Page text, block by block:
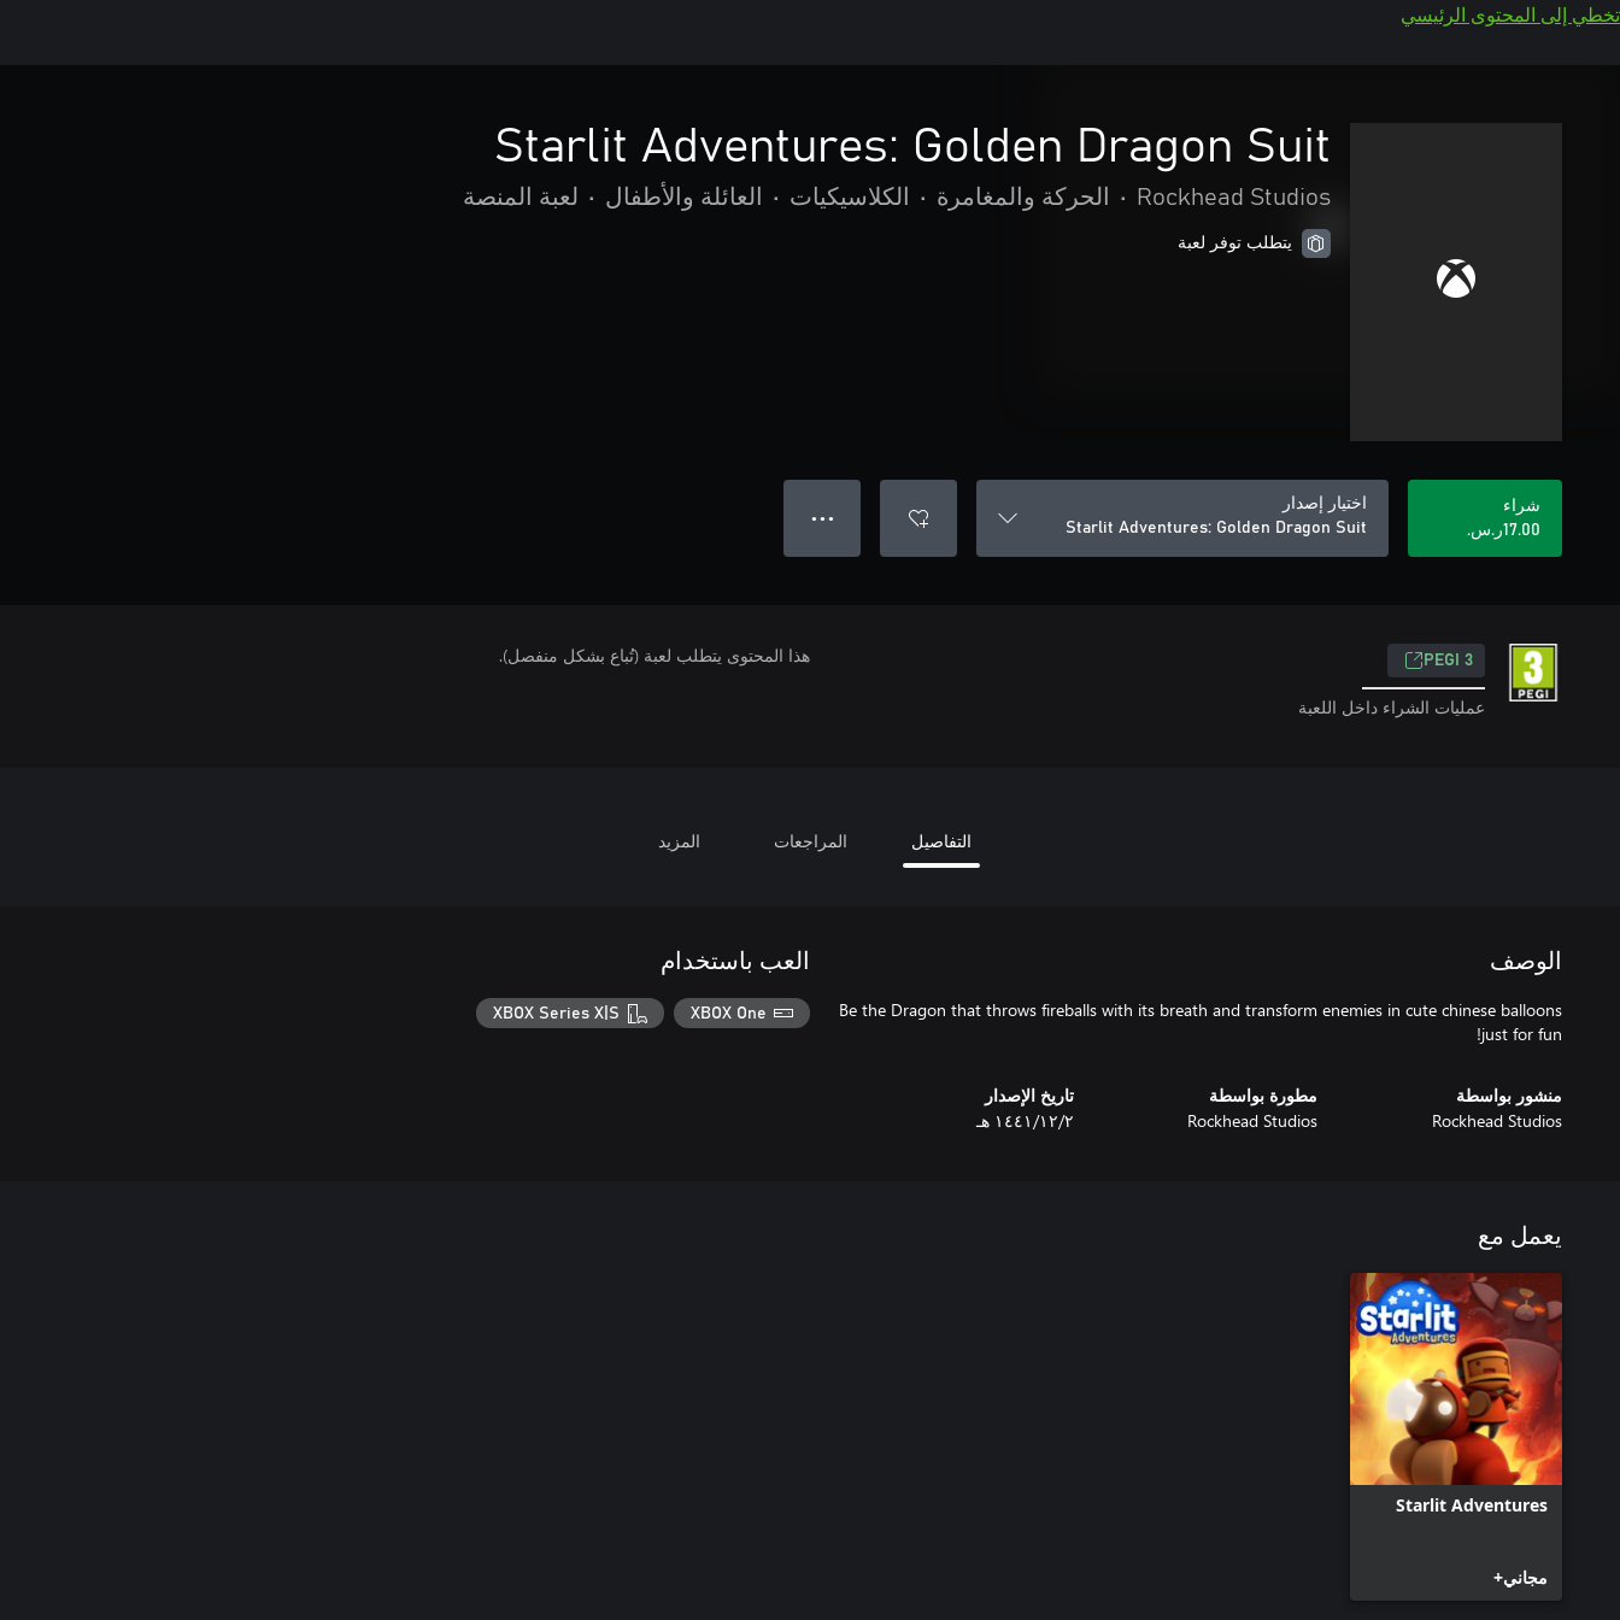
تخطي إلى المحتوى الرئيسي
Starlit Adventures: Golden Dragon Suit
Rockhead Studios
• الحركة والمغامرة • الكلاسيكيات • العائلة والأطفال • لعبة المنصة
يتطلب توفر لعبة
شراء
‪ر.س.‏‎17.00‬
اختيار إصدار
Starlit Adventures: Golden Dragon Suit
● ● ●
PEGI 3
عمليات الشراء داخل اللعبة
هذا المحتوى يتطلب لعبة (تُباع بشكل منفصل).
التفاصيل المراجعات المزيد
الوصف
Be the Dragon that throws fireballs with its breath and transform enemies in cute chinese balloons
just for fun!
منشور بواسطة
Rockhead Studios
مطورة بواسطة
Rockhead Studios
تاريخ الإصدار
٢‏/١٢‏/١٤٤١ هـ
العب باستخدام
XBOX One
XBOX Series X|S
يعمل مع
Starlit Adventures
مجاني+